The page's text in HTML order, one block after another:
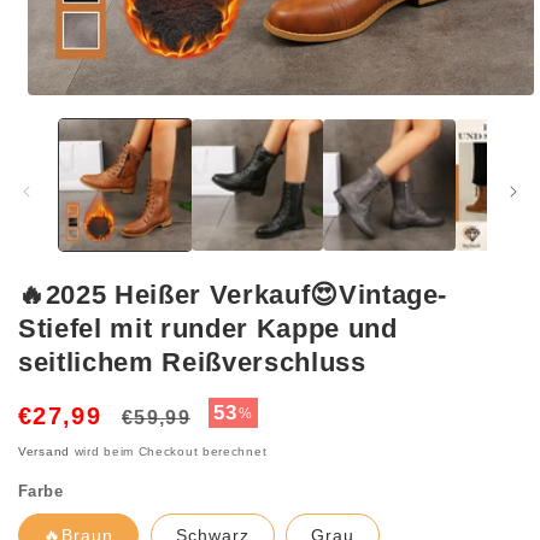
🔥2025 Heißer Verkauf😍Vintage-
Stiefel mit runder Kappe und
seitlichem Reißverschluss
€27,99
Normaler
€59,99 Verkaufspreis
53%
Versand wird beim Checkout berechnet
Farbe
🔥Braun Schwarz Grau